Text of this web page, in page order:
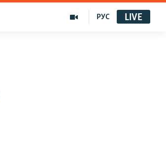
РУС LIVE